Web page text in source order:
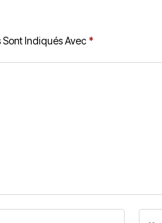
Indiqués Avec*